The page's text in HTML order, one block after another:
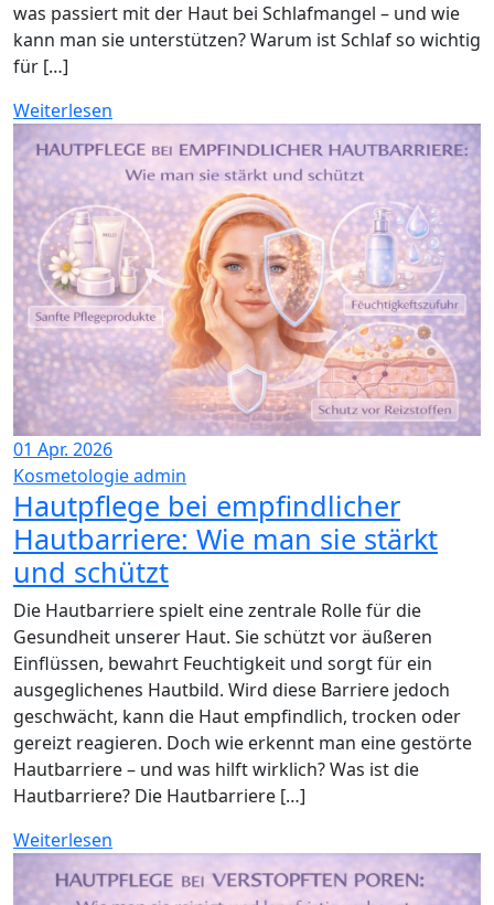
was passiert mit der Haut bei Schlafmangel – und wie
kann man sie unterstützen? Warum ist Schlaf so wichtig
für […]
Weiterlesen
01 Apr. 2026
Kosmetologieadmin
Hautpflege bei empfindlicher
Hautbarriere: Wie man sie stärkt
und schützt
Die Hautbarriere spielt eine zentrale Rolle für die
Gesundheit unserer Haut. Sie schützt vor äußeren
Einflüssen, bewahrt Feuchtigkeit und sorgt für ein
ausgeglichenes Hautbild. Wird diese Barriere jedoch
geschwächt, kann die Haut empfindlich, trocken oder
gereizt reagieren. Doch wie erkennt man eine gestörte
Hautbarriere – und was hilft wirklich? Was ist die
Hautbarriere? Die Hautbarriere […]
Weiterlesen